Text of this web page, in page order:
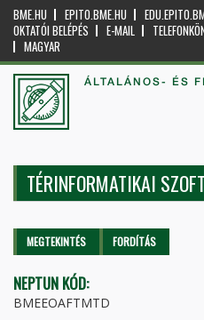
BME.HU EPITO.BME.HU
OKTATÓI BELÉPÉS
E-MAIL
MAGYAR
ÁLTALÁNOS- ÉS
TÉRINFORMATIKAI
Elsődleges fülek
MEGTEKINTÉS (AKTÍVFORDÍTÁS
NEPTUN KÓD:
BMEEOAFTMTD